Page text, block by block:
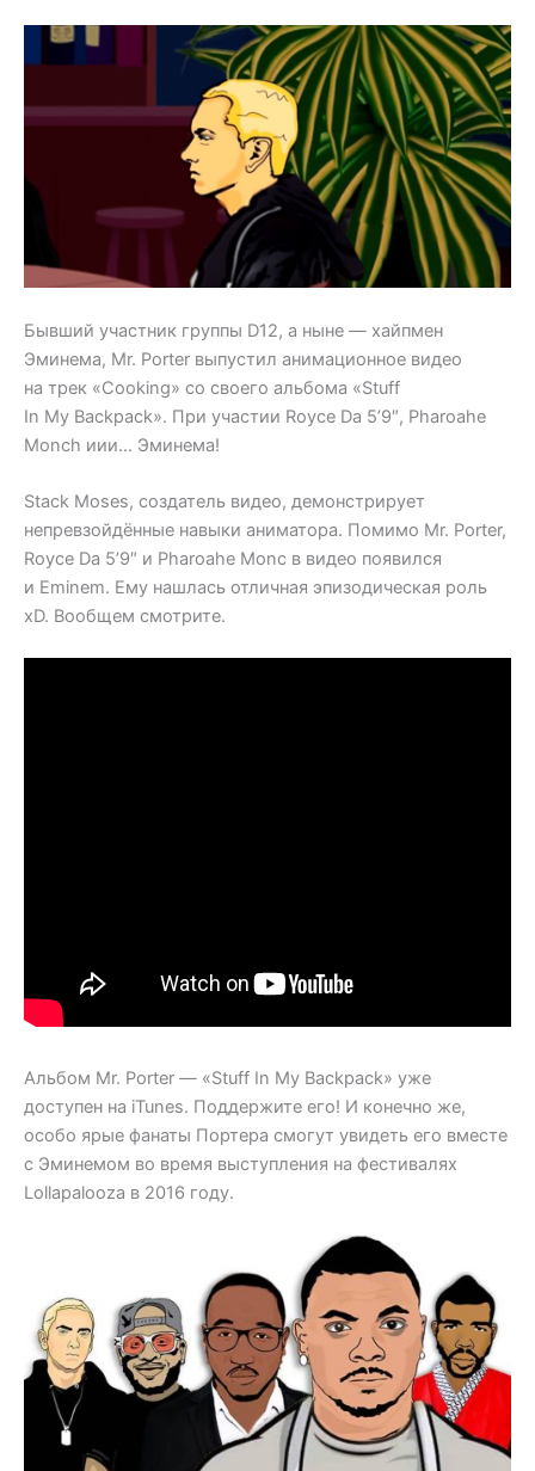
Бывший участник группы D12, а ныне — хайпмен
Эминема, Mr. Porter выпустил анимационное видео
на трек «Cooking» со своего альбома «Stuff
In My Backpack». При участии Royce Da 5’9″, Pharoahe
Monch иии… Эминема!
Stack Moses, создатель видео, демонстрирует
непревзойдённые навыки аниматора. Помимо Mr. Porter,
Royce Da 5’9″ и Pharoahe Monc в видео появился
и Eminem. Ему нашлась отличная эпизодическая роль
xD. Вообщем смотрите.
Альбом Mr. Porter — «Stuff In My Backpack» уже
доступен на iTunes. Поддержите его! И конечно же,
особо ярые фанаты Портера смогут увидеть его вместе
с Эминемом во время выступления на фестивалях
Lollapalooza в 2016 году.